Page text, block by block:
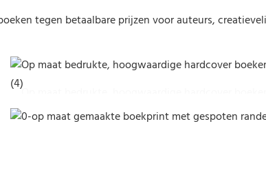
tegen betaalbare prijzen voor auteurs,
Op maat bedrukte, hoogwaardige hardcover
randen (4)